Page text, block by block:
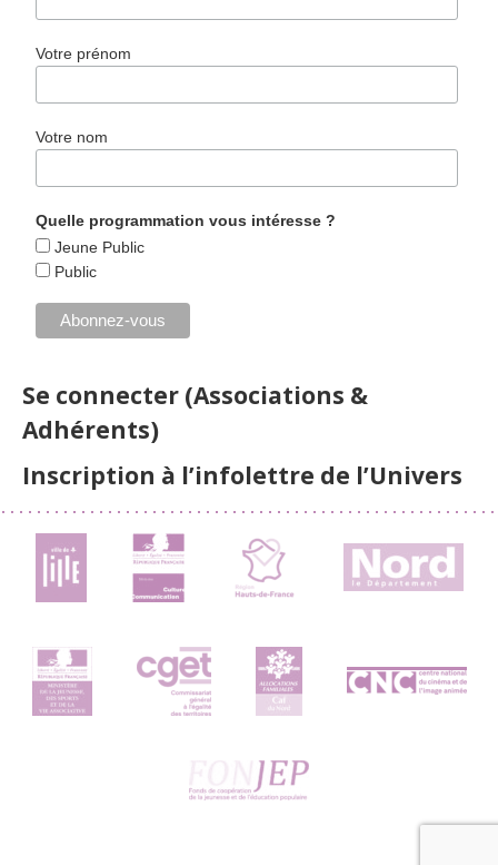
Votre prénom
Votre nom
Quelle programmation vous intéresse ?
Jeune Public
Public
Se connecter (Associations &
Adhérents)
Inscription à l’infolettre de l’Univers